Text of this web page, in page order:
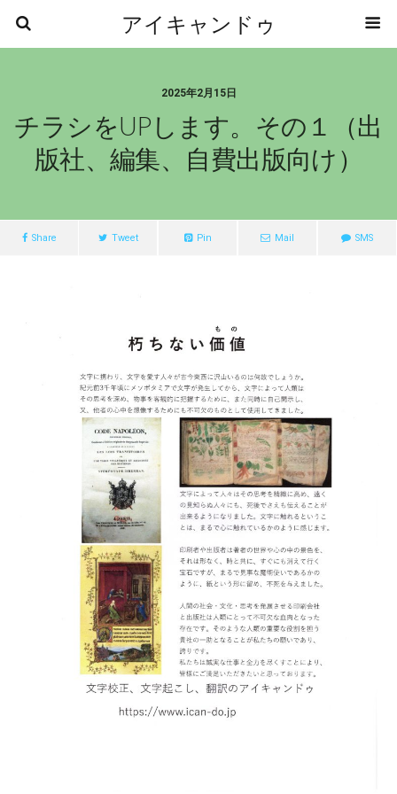
アイキャンドゥ
2025年2月15日
チラシをUPします。その１（出
版社、編集、自費出版向け）
Share Tweet Pin Mail SMS